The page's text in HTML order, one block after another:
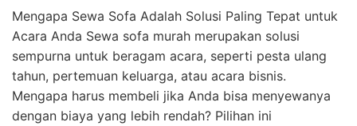
Mengapa Sewa Sofa Adalah Solusi Paling Tepat untuk
Acara Anda Sewa sofa murah merupakan solusi
sempurna untuk beragam acara, seperti pesta ulang
tahun, pertemuan keluarga, atau acara bisnis.
Mengapa harus membeli jika Anda bisa menyewanya
dengan biaya yang lebih rendah? Pilihan ini